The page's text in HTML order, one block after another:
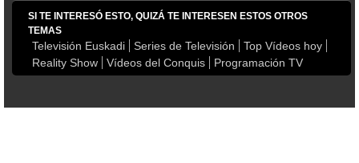
SI TE INTERESÓ ESTO, QUIZÁ TE INTERESEN ESTOS OTROS
TEMAS
Televisión Euskadi Series de Televisión
Top Vídeos hoy
Reality Show
Vídeos del Conquis Programación TV